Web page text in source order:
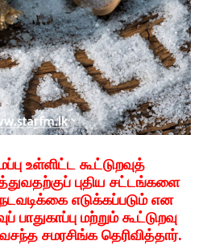
உள்ளிட்ட கூட்டுறவுத்
புதிய சட்டங்களை
எடுக்கப்படும் என
மற்றும் கூட்டுறவு
சமரசிங்க தெரிவித்தார்.